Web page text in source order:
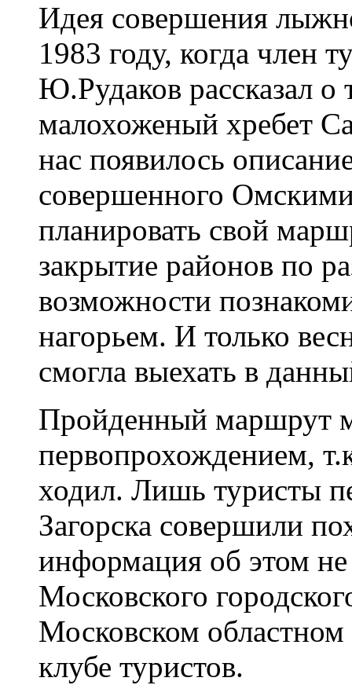
Идея совершения
1983 году, когда член
Ю.Рудаков рассказал
малохоженый хребет
нас появилось
совершенного
планировать свой
закрытие районов по
возможности
нагорьем. И только
смогла выехать в
Пройденный маршрут
первопрохождением,
ходил. Лишь туристы
Загорска совершили
информация об этом
Московского
Московском
клубе туристов.